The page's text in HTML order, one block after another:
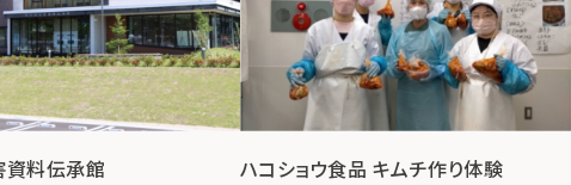
資料伝承館 ハコショウ食品 キムチ作り体験